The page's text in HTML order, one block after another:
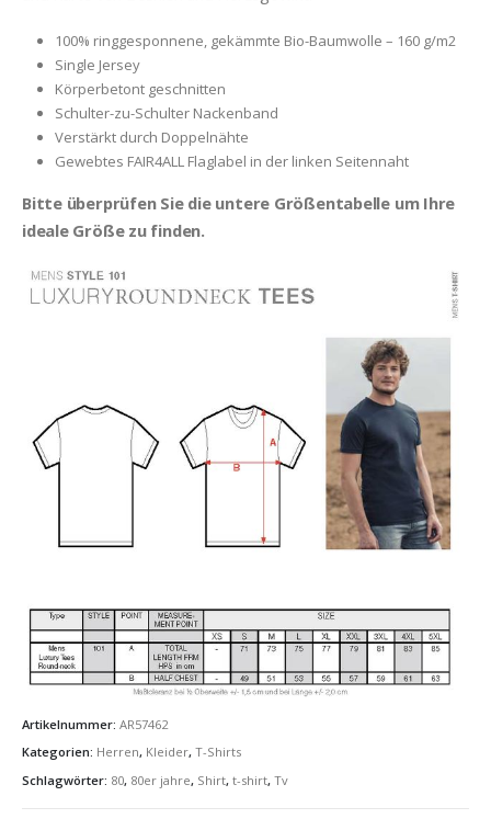
100% ringgesponnene, gekämmte Bio-Baumwolle – 160 g/m2
Single Jersey
Körperbetont geschnitten
Schulter-zu-Schulter Nackenband
Verstärkt durch Doppelnähte
Gewebtes FAIR4ALL Flaglabel in der linken Seitennaht
Bitte überprüfen Sie die untere Größentabelle um Ihre
ideale Größe zu finden.
Artikelnummer: AR57462
Kategorien: Herren, Kleider, T-Shirts
Schlagwörter: 80, 80er jahre, Shirt, t-shirt, Tv